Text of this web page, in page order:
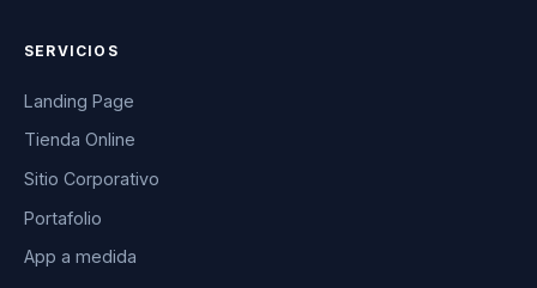
SERVICIOS
Landing Page
Tienda Online
Sitio Corporativo
Portafolio
App a medida